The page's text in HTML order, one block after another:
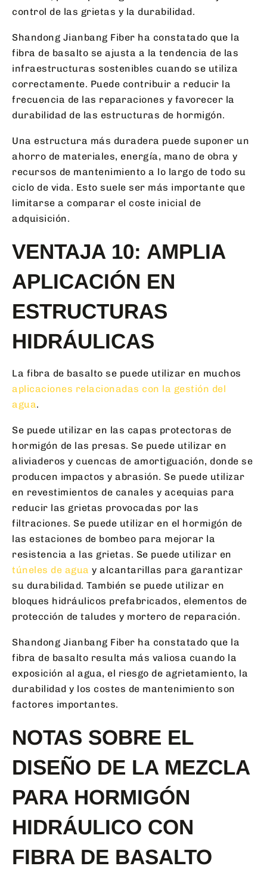
control de las grietas y la durabilidad.
Shandong Jianbang Fiber ha constatado que la
fibra de basalto se ajusta a la tendencia de las
infraestructuras sostenibles cuando se utiliza
correctamente. Puede contribuir a reducir la
frecuencia de las reparaciones y favorecer la
durabilidad de las estructuras de hormigón.
Una estructura más duradera puede suponer un
ahorro de materiales, energía, mano de obra y
recursos de mantenimiento a lo largo de todo su
ciclo de vida. Esto suele ser más importante que
limitarse a comparar el coste inicial de
adquisición.
VENTAJA 10: AMPLIA
APLICACIÓN EN
ESTRUCTURAS
HIDRÁULICAS
La fibra de basalto se puede utilizar en muchos
aplicaciones relacionadas con la gestión del
agua.
Se puede utilizar en las capas protectoras de
hormigón de las presas. Se puede utilizar en
aliviaderos y cuencas de amortiguación, donde se
producen impactos y abrasión. Se puede utilizar
en revestimientos de canales y acequias para
reducir las grietas provocadas por las
filtraciones. Se puede utilizar en el hormigón de
las estaciones de bombeo para mejorar la
resistencia a las grietas. Se puede utilizar en
túneles de agua y alcantarillas para garantizar
su durabilidad. También se puede utilizar en
bloques hidráulicos prefabricados, elementos de
protección de taludes y mortero de reparación.
Shandong Jianbang Fiber ha constatado que la
fibra de basalto resulta más valiosa cuando la
exposición al agua, el riesgo de agrietamiento, la
durabilidad y los costes de mantenimiento son
factores importantes.
NOTAS SOBRE EL
DISEÑO DE LA MEZCLA
PARA HORMIGÓN
HIDRÁULICO CON
FIBRA DE BASALTO